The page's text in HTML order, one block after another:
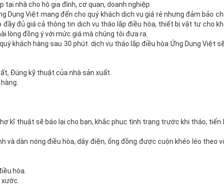
nhà cho hộ gia đình, cơ quan, doanh nghiệp.
Dụng Việt mang đến cho quý khách dịch vụ giá rẻ nhưng đảm bảo
đủ giá cả thông tin dịch vụ tháo lắp điều hòa, thiết bị vật tư cho
lòng đồng ý với mức giá mà chúng tôi đưa ra.
khách hàng sau 30 phút. dịch vụ tháo lắp điều hòa Ứng Dụng Việt
Đúng kỹ thuật của nhà sản xuất.
thuật sẽ báo lại cho bạn, khắc phục tình trạng trước khi tháo, tiến
dàn nóng điều hòa, dây điện, ống đồng được cuộn khéo léo theo
hòa.